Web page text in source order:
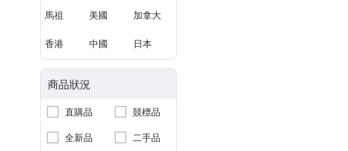
馬祖 美國 加拿大
香港 中國 日本
商品狀況
直購品
競標品
全新品
二手品